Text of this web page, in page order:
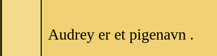
Audrey er et pigenavn .